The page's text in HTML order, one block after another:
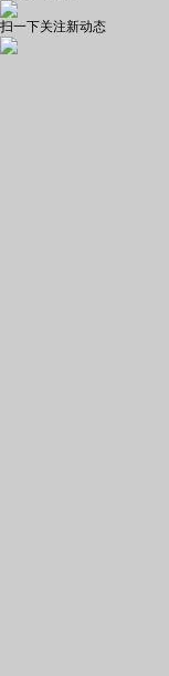
扫一下关注新动态